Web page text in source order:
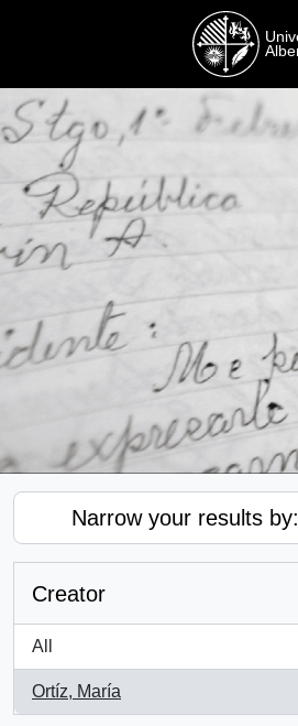
Narrow your results by:
Creator
All
Ortíz, María
, 1 results